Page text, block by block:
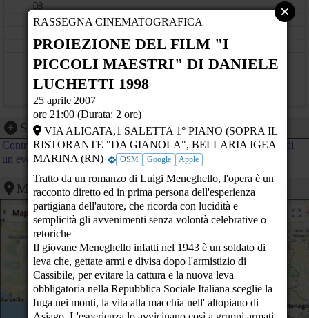
08
10
11
12
13
14
15
16
17
19
PROIEZIONE DEL FILM "I PICCOLI MAESTRI" DI
DANIELE LUCHETTI 1998
VIA ALICATA,1 SALETTA 1° PIANO (SOPRA IL RISTORANTE "DA
Segnalazione evento
Contribuisci al calendario di PeaceLink inviando la segnalazione di
un evento
Mappa
RASSEGNA CINEMATOGRAFICA
PROIEZIONE DEL FILM "I
PICCOLI MAESTRI" DI DANIELE
LUCHETTI 1998
25 aprile 2007
ore 21:00 (Durata: 2 ore)
VIA ALICATA,1 SALETTA 1° PIANO (SOPRA IL
RISTORANTE "DA GIANOLA", BELLARIA IGEA
MARINA (RN)
OSM Google Apple
Tratto da un romanzo di Luigi Meneghello, l'opera è un
racconto diretto ed in prima persona dell'esperienza
partigiana dell'autore, che ricorda con lucidità e
semplicità gli avvenimenti senza volontà celebrative o
retoriche
Il giovane Meneghello infatti nel 1943 è un soldato di
leva che, gettate armi e divisa dopo l'armistizio di
Cassibile, per evitare la cattura e la nuova leva
obbligatoria nella Repubblica Sociale Italiana sceglie la
fuga nei monti, la vita alla macchia nell' altopiano di